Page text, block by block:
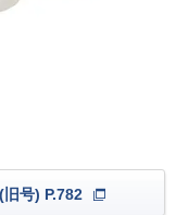
号) P.782